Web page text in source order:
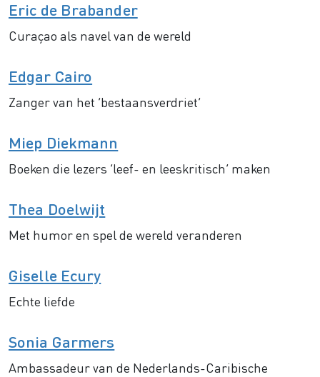
Eric de Brabander
Curaçao als navel van de wereld
Edgar Cairo
Zanger van het ‘bestaansverdriet’
Miep Diekmann
Boeken die lezers ‘leef- en leeskritisch’ maken
Thea Doelwijt
Met humor en spel de wereld veranderen
Giselle Ecury
Echte liefde
Sonia Garmers
Ambassadeur van de Nederlands-Caribische